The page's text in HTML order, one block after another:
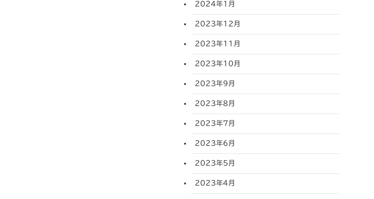
2024年1月
2023年12月
2023年11月
2023年10月
2023年9月
2023年8月
2023年7月
2023年6月
2023年5月
2023年4月